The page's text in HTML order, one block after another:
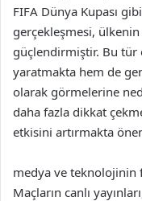
FIFA Dünya Kupası
gerçekleşmesi, ülkenin
güçlendirmiştir. Bu tür
yaratmakta hem de
olarak görmelerine
daha fazla dikkat
etkisini artırmakta
medya ve teknolojinin
Maçların canlı